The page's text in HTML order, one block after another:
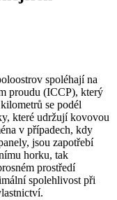
spoléhají na
proudu (ICCP), který
se podél
které udržují kovovou
v případech, kdy
jsou zapotřebí
horku, tak
prostředí
spolehlivost při